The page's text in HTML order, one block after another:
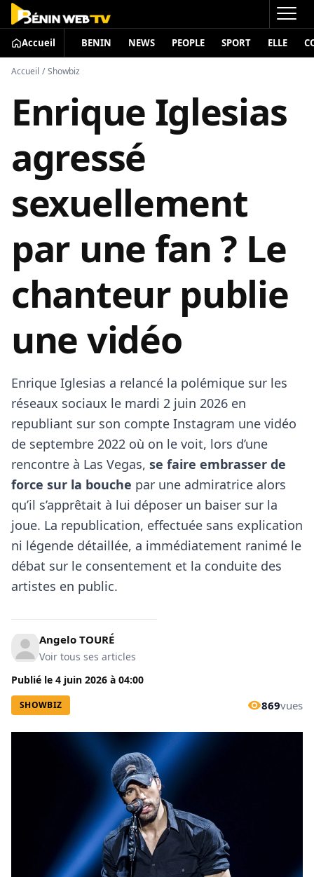
Accueil BENIN NEWS PEOPLE SPORT ELLE
Accueil / Showbiz
Enrique Iglesias
agressé
sexuellement
par une fan ? Le
chanteur publie
une vidéo
Enrique Iglesias a relancé la polémique sur les
réseaux sociaux le mardi 2 juin 2026 en
republiant sur son compte Instagram une vidéo
de septembre 2022 où on le voit, lors d’une
rencontre à Las Vegas, se faire embrasser de
force sur la bouche par une admiratrice alors
qu’il s’apprêtait à lui déposer un baiser sur la
joue. La republication, effectuée sans explication
ni légende détaillée, a immédiatement ranimé le
débat sur le consentement et la conduite des
artistes en public.
Angelo TOURÉ
Voir tous ses articles
Publié le 4 juin 2026 à 04:00
SHOWBIZ 869vues